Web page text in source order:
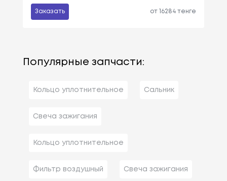
Заказать от 16284 тенге
Популярные запчасти:
Кольцо уплотнительное Сальник
Свеча зажигания
Кольцо уплотнительное
Фильтр воздушный Свеча зажигания